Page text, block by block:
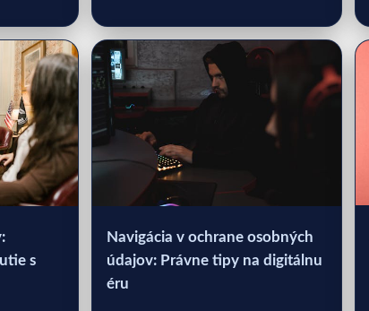
s
Navigácia v ochrane osobných
údajov: Právne tipy na digitálnu
éru